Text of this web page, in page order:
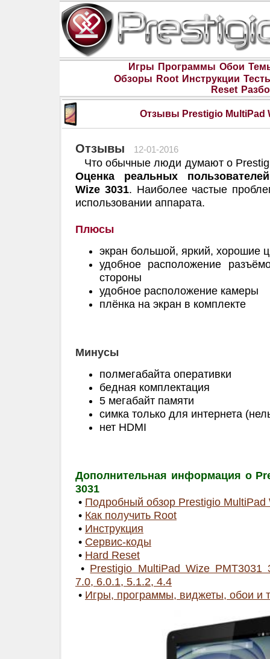
Игры Программы Обои
Обзоры Root Инструкции
Reset
Отзывы Prestigio MultiPad
Отзывы 12-01-2016
Что обычные люди думают о
Оценка реальных
Wize 3031. Наиболее частые
использовании аппарата.
Плюсы
экран большой, яркий, хорошие
удобное расположение
стороны
удобное расположение камеры
плёнка на экран в комплекте
Минусы
полмегабайта оперативки
бедная комплектация
5 мегабайт памяти
симка только для интернета
нет HDMI
Дополнительная информация о
3031
• Подробный обзор Prestigio MultiPad
• Как получить Root
• Инструкция
• Сервис-коды
• Hard Reset
• Prestigio MultiPad Wize PMT3031
7.0, 6.0.1, 5.1.2, 4.4
• Игры, программы, виджеты, обои и